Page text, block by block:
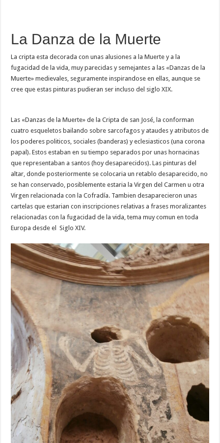
La Danza de la Muerte
La cripta esta decorada con unas alusiones a la Muerte y a la
fugacidad de la vida, muy parecidas y semejantes a las «Danzas de la
Muerte» medievales, seguramente inspirandose en ellas, aunque se
cree que estas pinturas pudieran ser incluso del siglo XIX.
Las «Danzas de la Muerte» de la Cripta de san José, la conforman
cuatro esqueletos bailando sobre sarcofagos y ataudes y atributos de
los poderes politicos, sociales (banderas) y eclesiasticos (una corona
papal). Estos estaban en su tiempo separados por unas hornacinas
que representaban a santos (hoy desaparecidos). Las pinturas del
altar, donde posteriormente se colocaria un retablo desaparecido, no
se han conservado, posiblemente estaria la Virgen del Carmen u otra
Virgen relacionada con la Cofradía. Tambien desaparecieron unas
cartelas que estarian con inscripciones relativas a frases moralizantes
relacionadas con la fugacidad de la vida, tema muy comun en toda
Europa desde el Siglo XIV.